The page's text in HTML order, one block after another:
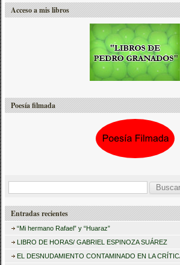
Acceso a mis libros
Poesía filmada
s
Entradas recientes
“Mi hermano Rafael” y “Huaraz”
LIBRO DE HORAS/ GABRIEL ESPINOZA SUÁREZ
EL DESNUDAMIENTO CONTAMINADO EN LA